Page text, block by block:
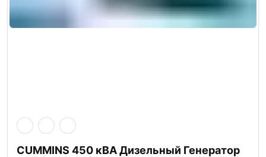
CUMMINS 450 кВА Дизельный Генератор